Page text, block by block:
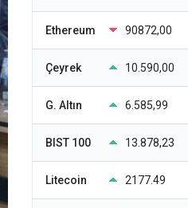
Ethereum 90872,00
Çeyrek 10.590,00
G. Altın 6.585,99
BIST 100 13.878,23
Litecoin 2177.49